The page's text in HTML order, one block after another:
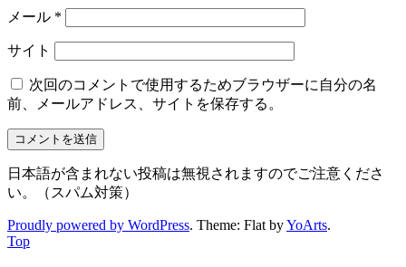
メール *
サイト
次回のコメントで使用するためブラウザーに自分の名
前、メールアドレス、サイトを保存する。
日本語が含まれない投稿は無視されますのでご注意くださ
い。（スパム対策）
Proudly powered by WordPress. Theme: Flat byYoArts.
Top